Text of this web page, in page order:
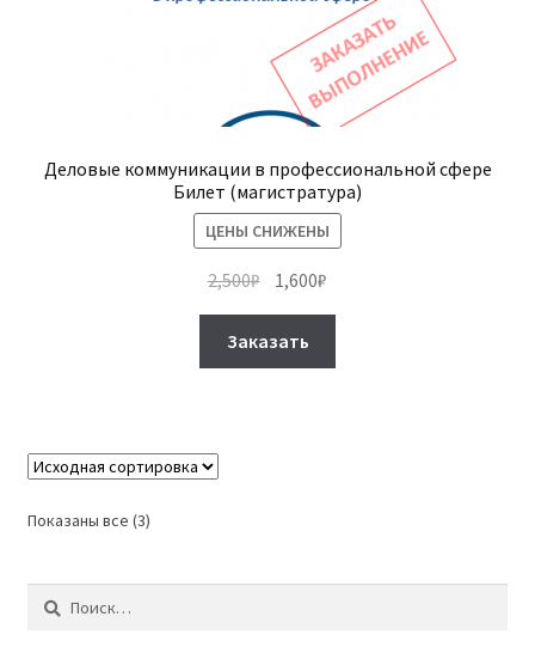
Деловые коммуникации в профессиональной сфере
Билет (магистратура)
ЦЕНЫ СНИЖЕНЫ
2,500₽ Первоначальная
цена
составляла
2,500₽.
1,600₽
цена:
Заказать
Показаны все (3)
Найти: